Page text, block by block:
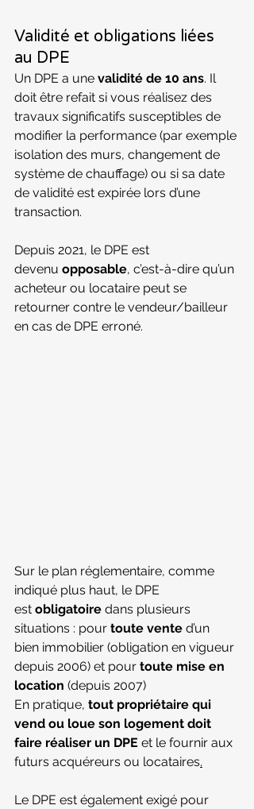
Validité et obligations liées
au DPE
Un DPE a une validité de 10 ans. Il
doit être refait si vous réalisez des
travaux significatifs susceptibles de
modifier la performance (par exemple
isolation des murs, changement de
système de chauffage) ou si sa date
de validité est expirée lors d’une
transaction.
Depuis 2021, le DPE est
devenu opposable, c’est-à-dire qu’un
acheteur ou locataire peut se
retourner contre le vendeur/bailleur
en cas de DPE erroné.
Sur le plan réglementaire, comme
indiqué plus haut, le DPE
est obligatoire dans plusieurs
situations : pour toute vente d’un
bien immobilier (obligation en vigueur
depuis 2006) et pour toute mise en
location (depuis 2007)
En pratique, tout propriétaire qui
vend ou loue son logement doit
faire réaliser un DPE et le fournir aux
futurs acquéreurs ou locataires.
Le DPE est également exigé pour